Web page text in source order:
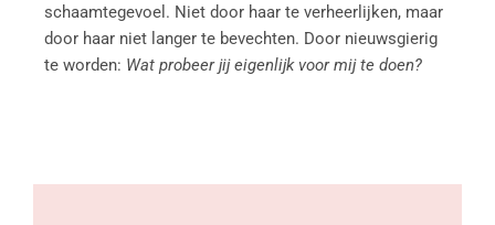
schaamtegevoel. Niet door haar te verheerlijken, maar
door haar niet langer te bevechten. Door nieuwsgierig
te worden: Wat probeer jij eigenlijk voor mij te doen?